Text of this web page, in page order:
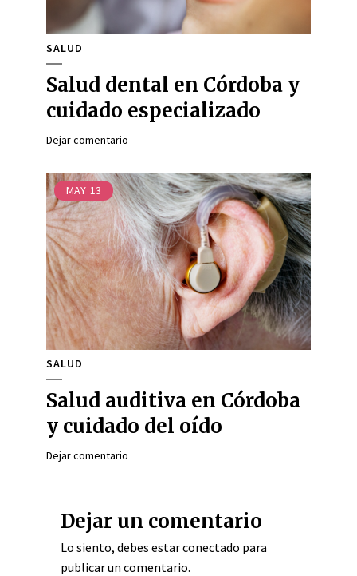
SALUD
Salud dental en Córdoba y
cuidado especializado
Dejar comentario
MAY 13
SALUD
Salud auditiva en Córdoba
y cuidado del oído
Dejar comentario
Dejar un comentario
Lo siento, debes estarconectado para
publicar un comentario.